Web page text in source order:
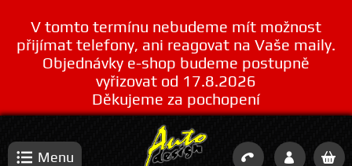
V tomto termínu nebudeme mít možnost
přijímat telefony, ani reagovat na Vaše maily.
Objednávky e-shop budeme postupně
vyřizovat od 17.8.2026
Děkujeme za pochopení
Menu